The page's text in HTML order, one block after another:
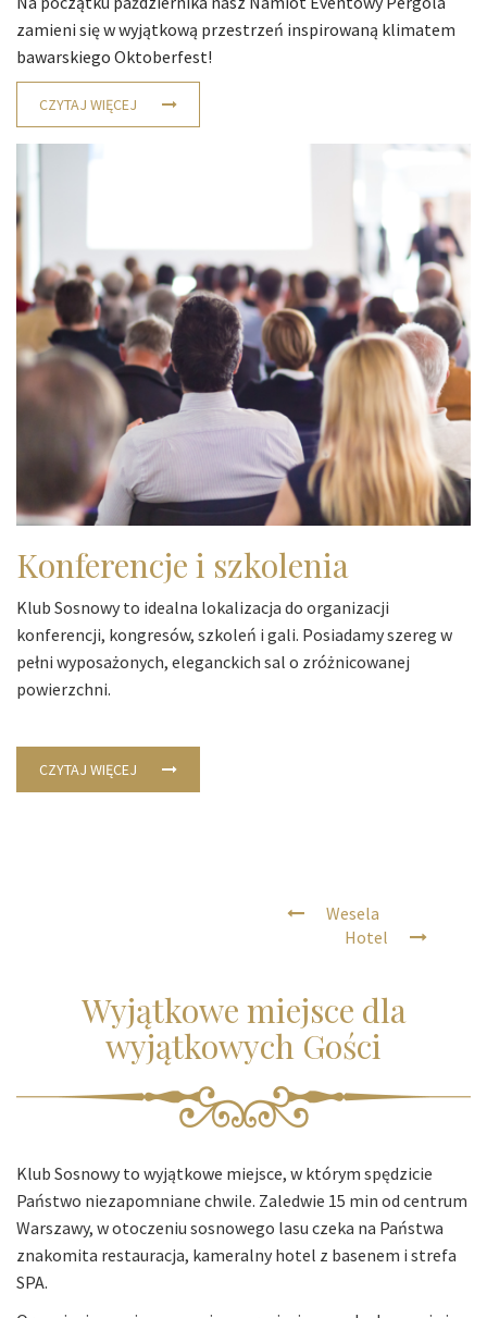
zamieni się w wyjątkową przestrzeń inspirowaną klimatem
bawarskiego Oktoberfest!
CZYTAJ WIĘCEJ
Konferencje i szkolenia
Klub Sosnowy to idealna lokalizacja do organizacji
konferencji, kongresów, szkoleń i gali. Posiadamy szereg w
pełni wyposażonych, eleganckich sal o zróżnicowanej
powierzchni.
CZYTAJ WIĘCEJ
Wesela
Hotel
Wyjątkowe miejsce dla
wyjątkowych Gości
Klub Sosnowy to wyjątkowe miejsce, w którym spędzicie
Państwo niezapomniane chwile. Zaledwie 15 min od centrum
Warszawy, w otoczeniu sosnowego lasu czeka na Państwa
znakomita restauracja, kameralny hotel z basenem i strefa
SPA.